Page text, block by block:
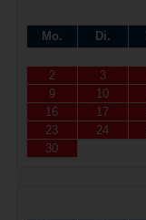
Mo.
Di.
2
3
9
10
16
17
23
24
30